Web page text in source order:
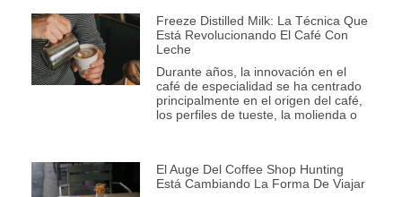
Freeze Distilled Milk: La Técnica Que
Está Revolucionando El Café Con
Leche
Durante años, la innovación en el
café de especialidad se ha centrado
principalmente en el origen del café,
los perfiles de tueste, la molienda o
El Auge Del Coffee Shop Hunting
Está Cambiando La Forma De Viajar